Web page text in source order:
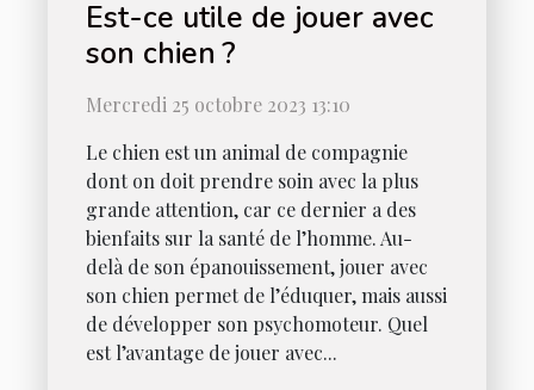
Est-ce utile de jouer avec
son chien ?
Mercredi 25 octobre 2023 13:10
Le chien est un animal de compagnie
dont on doit prendre soin avec la plus
grande attention, car ce dernier a des
bienfaits sur la santé de l’homme. Au-
delà de son épanouissement, jouer avec
son chien permet de l’éduquer, mais aussi
de développer son psychomoteur. Quel
est l’avantage de jouer avec...